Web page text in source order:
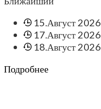
15.Август 2026
17.Август 2026
18.Август 2026
Подробнее